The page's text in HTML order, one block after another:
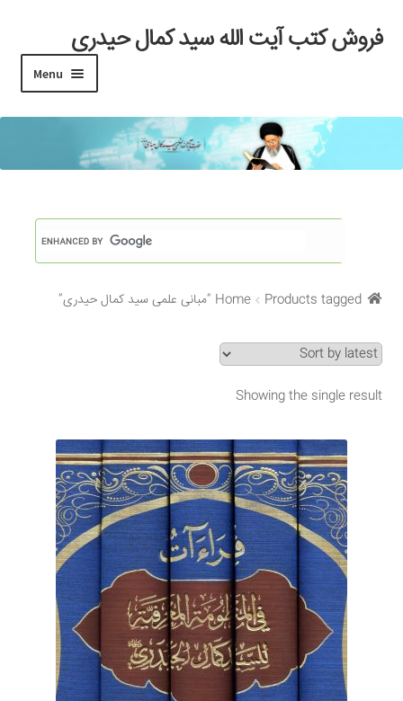
Skip
to
Skip
to
فروش کتب آیت الله سید کمال حیدری
Menu
خانه
#97 (بدون عنوان)
Checkout
My account
Search Results
Shop
برگه نمونه
برگه نمونه
پرداخت
تماس با ما
ثبت شکایات
Home Products tagged “مبانی علمی سید کمال حیدری”
Showing the single result